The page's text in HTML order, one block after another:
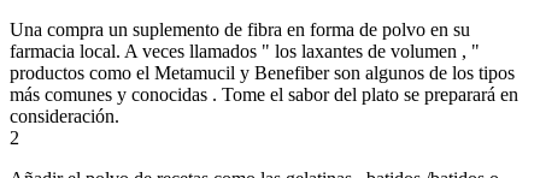
Una compra un suplemento de fibra en forma de polvo en su
farmacia local. A veces llamados " los laxantes de volumen , "
productos como el Metamucil y Benefiber son algunos de los tipos
más comunes y conocidas . Tome el sabor del plato se preparará en
consideración.
2